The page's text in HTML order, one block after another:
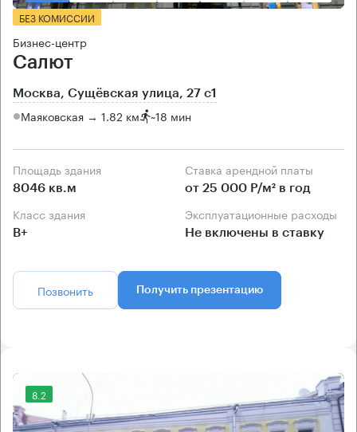
БЕЗ КОМИССИИ
Бизнес-центр
Салют
Москва, Сущёвская улица, 27 с1
Маяковская → 1.82 км ~18 мин
Площадь здания
8046 кв.м
Ставка арендной платы
от 25 000 Р/м² в год
Класс здания
B+
Эксплуатационные расходы
Не включены в ставку
Позвонить Получить презентацию
8.2